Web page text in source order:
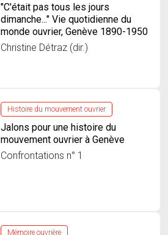
"C'était pas tous les jours
dimanche..." Vie quotidienne du
monde ouvrier, Genève 1890-1950
Christine Détraz (dir.)
Histoire du mouvement ouvrier
Jalons pour une histoire du
mouvement ouvrier à Genève
Confrontations n° 1
Mémoire ouvrière